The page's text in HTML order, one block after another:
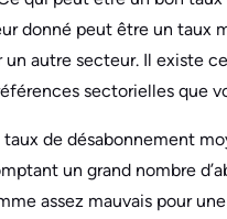
donné peut être un taux
un autre secteur. Il existe
sectorielles que
taux de désabonnement
un grand nombre
assez mauvais pour